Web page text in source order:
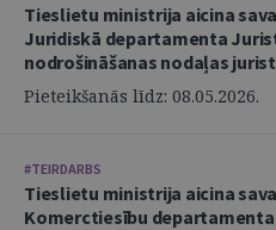
Tieslietu ministrija aicina
Juridiskā departamenta
nodrošināšanas nodaļas
Pieteikšanās līdz: 08.05.2026.
#TEIRDARBS
Tieslietu ministrija aicina
Komerctiesību